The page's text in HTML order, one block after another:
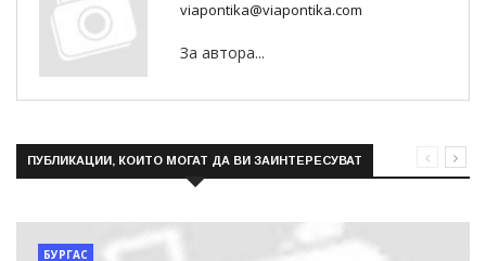
viapontika@viapontika.com
За автора...
ПУБЛИКАЦИИ, КОИТО МОГАТ ДА ВИ ЗАИНТЕРЕСУВАТ
БУРГАС